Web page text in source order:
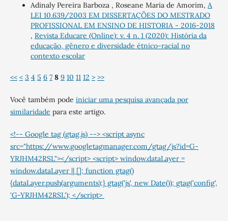
Adinaly Pereira Barboza , Roseane Maria de Amorim, A
LEI 10.639/2003 EM DISSERTAÇÕES DO MESTRADO
PROFISSIONAL EM ENSINO DE HISTORIA - 2016-2018
, Revista Educare (Online): v. 4 n. 1 (2020): História da
educação, gênero e diversidade étnico-racial no
contexto escolar
<< < 3 4 5 6 7 8 9 10 11 12 > >>
Você também pode iniciar uma pesquisa avançada por
similaridade para este artigo.
<!-- Google tag (gtag.js) --> <script async
src="https://www.googletagmanager.com/gtag/js?id=G-
YRJHM42RSL"></script> <script> window.dataLayer =
window.dataLayer || []; function gtag()
{dataLayer.push(arguments);} gtag('js', new Date()); gtag('config',
'G-YRJHM42RSL'); </script>